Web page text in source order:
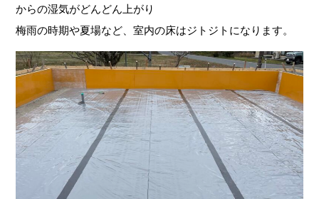
からの湿気がどんどん上がり
梅雨の時期や夏場など、室内の床はジトジトになります。